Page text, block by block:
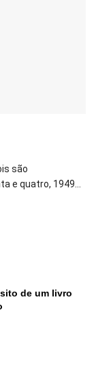
são
e quatro, 1949...
de um livro